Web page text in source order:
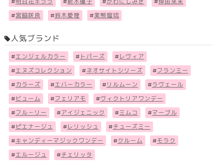
#宮脇咲良 #鈴木愛理 #実熊瑠琉
人気ブランド
#エンジェルカラー # トパーズ # レヴィア
#エヌズコレクション #ネオサイトシリーズ #フランミー
# カラーズ #エバーカラー # リルムーン #ラヴェール
# ビューム #フェリアモ #ヴィクトリアワンデー
#フル－リー #アイジェニック #ミムコ #マーブル
# ピエナージュ # レリッシュ #チューズミー
#キャンディーマジックワンデー #クルーム #モラク
#エルージュ #チェリッタ